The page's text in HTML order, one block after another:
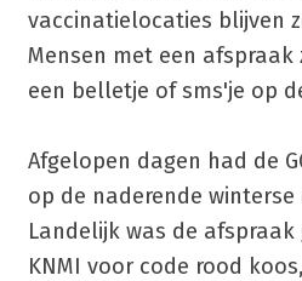
vaccinatielocaties blijven
Mensen met een
een belletje of sms'je op
Afgelopen dagen had de
op de naderende
Landelijk was de
KNMI voor code rood